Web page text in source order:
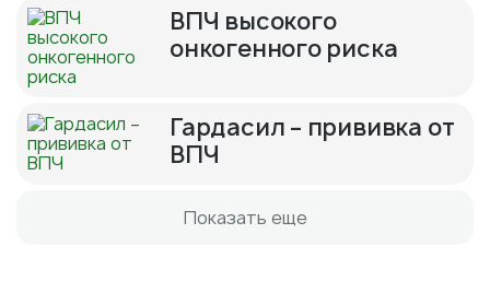
ВПЧ высокого
онкогенного риска
Гардасил – прививка от
ВПЧ
Показать еще